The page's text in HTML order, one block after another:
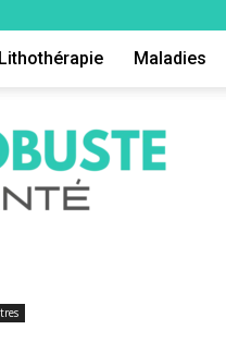
Lithothérapie Maladies
Robuste